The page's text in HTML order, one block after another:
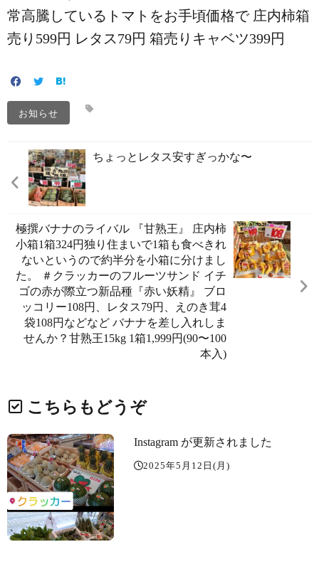
常高騰しているトマトをお手頃価格で️ 庄内柿箱
売り599円 レタス79円 箱売りキャベツ399円
お知らせ
ちょっとレタス安すぎっかな〜️
極撰バナナのライバル 『甘熟王』️ 庄内柿
小箱1箱324円️独り住まいで1箱も食べきれ
ないというので約半分を小箱に分けまし
た。 ＃クラッカーのフルーツサンド イチ
ゴの赤が際立つ新品種『赤い妖精』 ブロ
ッコリー108円、レタス79円、えのき茸4
袋108円などなど バナナを差し入れしま
せんか？甘熟王15kg 1箱1,999円(90〜100
本入)
こちらもどうぞ
Instagram が更新されました
2025年5月12日(月)